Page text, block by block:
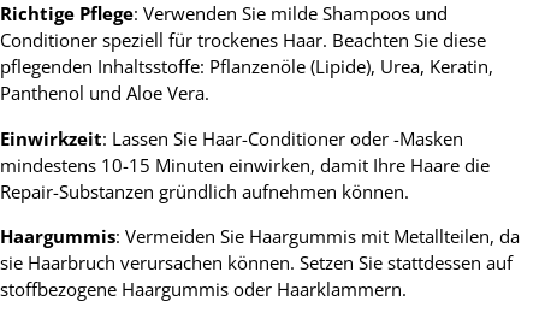
Richtige Pflege: Verwenden Sie milde Shampoos und
Conditioner speziell für trockenes Haar. Beachten Sie diese
pflegenden Inhaltsstoffe: Pflanzenöle (Lipide), Urea, Keratin,
Panthenol und Aloe Vera.
Einwirkzeit: Lassen Sie Haar-Conditioner oder -Masken
mindestens 10-15 Minuten einwirken, damit Ihre Haare die
Repair-Substanzen gründlich aufnehmen können.
Haargummis: Vermeiden Sie Haargummis mit Metallteilen, da
sie Haarbruch verursachen können. Setzen Sie stattdessen auf
stoffbezogene Haargummis oder Haarklammern.